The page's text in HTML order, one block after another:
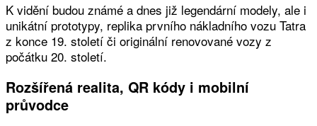
K vidění budou známé a dnes již legendární modely, ale i
unikátní prototypy, replika prvního nákladního vozu Tatra
z konce 19. století či originální renovované vozy z
počátku 20. století.
Rozšířená realita, QR kódy i mobilní
průvodce